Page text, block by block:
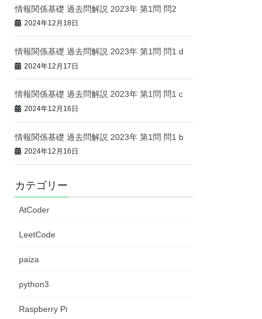
情報関係基礎 過去問解説 2023年 第1問 問2
2024年12月18日
情報関係基礎 過去問解説 2023年 第1問 問1 d
2024年12月17日
情報関係基礎 過去問解説 2023年 第1問 問1 c
2024年12月16日
情報関係基礎 過去問解説 2023年 第1問 問1 b
2024年12月16日
カテゴリー
AtCoder
LeetCode
paiza
python3
Raspberry Pi